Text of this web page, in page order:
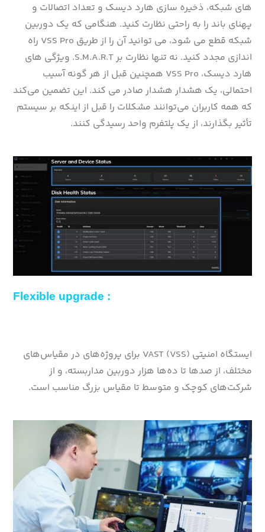
های شبکه، ذخیره سازی هارد دیسک و تعداد اتصالات و
پهنای باند را به راحتی نظارت کنید. هنگامی که یک دوربین
شبکه قطع می شود، می توانید آن را از طریق VSS Pro راه
اندازی مجدد کنید. نه تنها نظارت بر S.M.A.R.T. ویژگی های
هارد دیسک، VSS Pro همچنین قبل از هر گونه آسیب
احتمالی، یک هشدار هشدار صادر می کند. این تضمین می‌کند
که همه کاربران می‌توانند مشکلات را قبل از اینکه بر سیستم
تأثیر بگذارند، از یک پلتفرم واحد رسیدگی کنند.
Flexible upgrade :
ایستگاه امنیتی VAST (VSS) برای پروژه‌های در مقیاس‌های
مختلف، از صدها تا ده‌ها هزار دوربین مداربسته، و از
شرکت‌های کوچک و متوسط ​​تا مقیاس بزرگ مناسب است.